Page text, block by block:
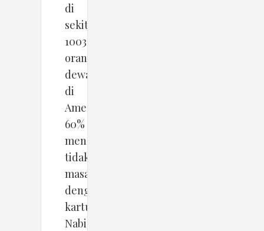
di
sekitar
1003
orang
dewasa
di
Amerika.
60%
mengatakan
tidak
masalah
dengan
kartun
Nabi